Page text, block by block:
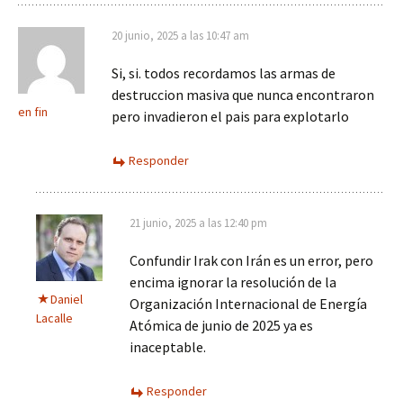
en fin
20 junio, 2025 a las 10:47 am
Si, si. todos recordamos las armas de
destruccion masiva que nunca encontraron
pero invadieron el pais para explotarlo
Responder
Daniel
Lacalle
21 junio, 2025 a las 12:40 pm
Confundir Irak con Irán es un error, pero
encima ignorar la resolución de la
Organización Internacional de Energía
Atómica de junio de 2025 ya es
inaceptable.
Responder